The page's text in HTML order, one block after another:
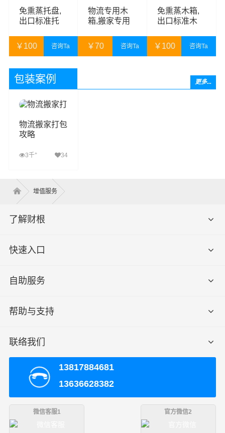
免熏蒸托盘,
出口标准托
托盘
￥ 100 咨询Ta
物流专用木
箱,搬家专用
木箱,物流打
木箱
￥70 咨询Ta
免熏蒸木箱,
出口标准木
木箱
￥ 100 咨询Ta
更多...
包装案例
物流搬家打包
攻略
3千+ 34
查看详细
增值服务
了解财根
快速入口
自助服务
帮助与支持
联络我们
13817884681
13636628382
微信客服1 官方微信2